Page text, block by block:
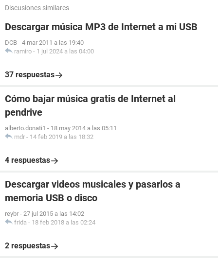
Discusiones similares
Descargar música MP3 de Internet a mi USB
DCB - 4 mar 2011 a las 19:40
ramiro - 1 jul 2024 a las 04:00
37 respuestas
Cómo bajar música gratis de Internet al
pendrive
alberto.donati1 - 18 may 2014 a las 05:11
mdr - 14 feb 2019 a las 18:32
4 respuestas
Descargar videos musicales y pasarlos a
memoria USB o disco
reybr - 27 jul 2015 a las 14:02
frida - 18 feb 2018 a las 02:24
2 respuestas